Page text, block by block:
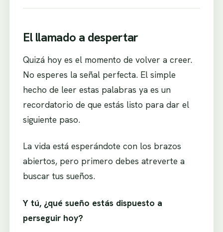
El llamado a despertar
Quizá hoy es el momento de volver a creer.
No esperes la señal perfecta. El simple
hecho de leer estas palabras ya es un
recordatorio de que estás listo para dar el
siguiente paso.
La vida está esperándote con los brazos
abiertos, pero primero debes atreverte a
buscar tus sueños.
Y tú, ¿qué sueño estás dispuesto a
perseguir hoy?